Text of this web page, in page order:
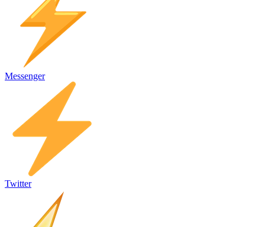
Messenger
Twitter